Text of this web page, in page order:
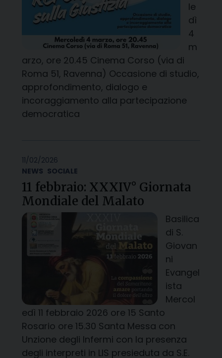
le
dì
4
m
arzo, ore 20.45 Cinema Corso (via di
Roma 51, Ravenna) Occasione di studio,
approfondimento, dialogo e
incoraggiamento alla partecipazione
democratica
11/02/2026
NEWS SOCIALE
11 febbraio: XXXIV° Giornata
Mondiale del Malato
Basilica
di S.
Giovan
ni
Evangel
ista
Mercol
edì 11 febbraio 2026 ore 15 Santo
Rosario ore 15.30 Santa Messa con
Unzione degli Infermi con la presenza
degli interpreti in LIS presieduta da S.E.